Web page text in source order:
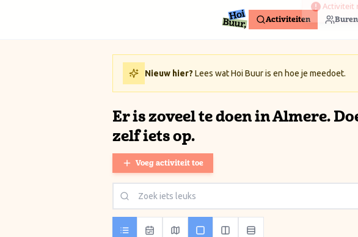
Activiteiten Buren
Nieuw hier? Lees wat Hoi Buur is en hoe je meedoet.
Er is zoveel te doen in Almere.
zelf iets op.
Voeg activiteit toe